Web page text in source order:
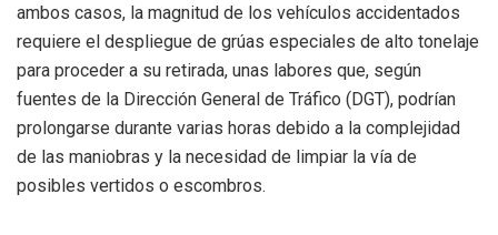
ambos casos, la magnitud de los vehículos accidentados
requiere el despliegue de grúas especiales de alto tonelaje
para proceder a su retirada, unas labores que, según
fuentes de la Dirección General de Tráfico (DGT), podrían
prolongarse durante varias horas debido a la complejidad
de las maniobras y la necesidad de limpiar la vía de
posibles vertidos o escombros.